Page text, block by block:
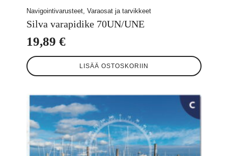
Navigointivarusteet, Varaosat ja tarvikkeet
Silva varapidike 70UN/UNE
19,89 €
LISÄÄ OSTOSKORIIN